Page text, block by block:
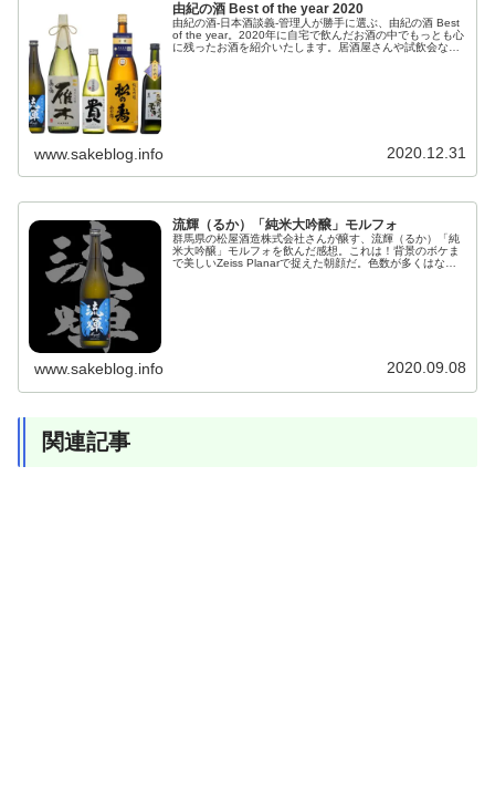
由紀の酒 Best of the year 2020
由紀の酒-日本酒談義-管理人が勝手に選ぶ、由紀の酒 Best
of the year。2020年に自宅で飲んだお酒の中でもっとも心
に残ったお酒を紹介いたします。居酒屋さんや試飲会など
www.sakeblog.info 2020.12.31
流輝（るか）「純米大吟醸」モルフォ
群馬県の松屋酒造株式会社さんが醸す、流輝（るか）「純
米大吟醸」モルフォを飲んだ感想。これは！背景のボケま
で美しいZeiss Planarで捉えた朝顔だ。色数が多くはない
www.sakeblog.info 2020.09.08
関連記事